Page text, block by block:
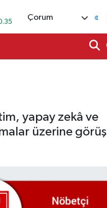
Çorum
yapay zekâ ve
üzerine görüş